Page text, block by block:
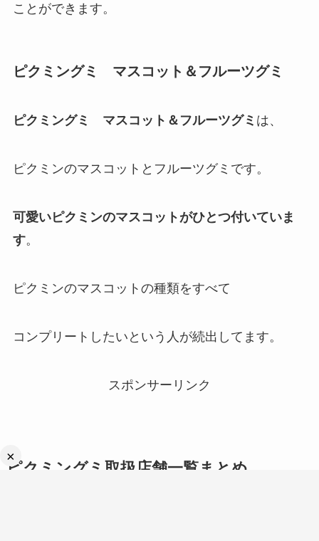
×
ことができます。
ピクミングミ マスコット＆フルーツグミ
ピクミングミ マスコット＆フルーツグミ は、
ピクミンのマスコットとフルーツグミです。
可愛いピクミンのマスコットがひとつ付いていま
す。
ピクミンのマスコットの種類をすべて
コンプリートしたいという人が続出してます。
スポンサーリンク
ピクミングミ取扱店舗一覧まとめ